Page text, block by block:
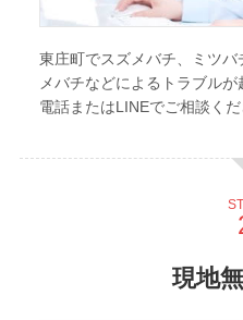
東庄町でスズメバチ、ミツ
メバチなどによるトラブル
電話またはLINEでご相談くだ
現地